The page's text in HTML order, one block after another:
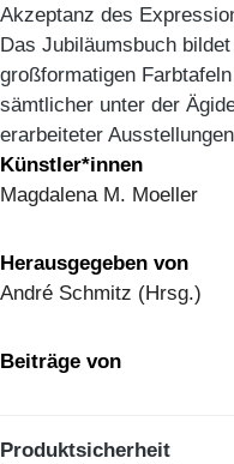
Akzeptanz des
Das Jubiläumsbuch
großformatigen
sämtlicher unter der
erarbeiteter
Künstler*innen
Magdalena M. Moeller
Herausgegeben von
André Schmitz (Hrsg.)
Beiträge von
Produktsicherheit